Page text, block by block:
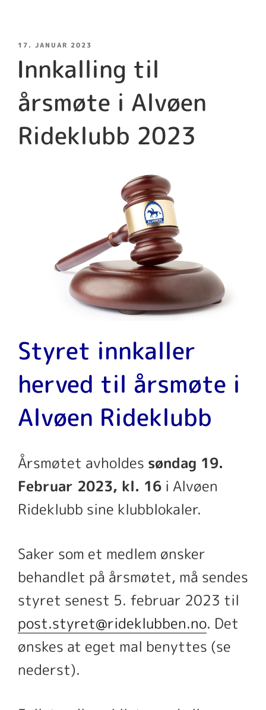
PUBLISERT
17. JANUAR 2023
Innkalling til
årsmøte i Alvøen
Rideklubb 2023
Styret innkaller
herved til årsmøte i
Alvøen Rideklubb
Årsmøtet avholdes søndag 19.
Februar 2023, kl. 16 i Alvøen
Rideklubb sine klubblokaler.
Saker som et medlem ønsker
behandlet på årsmøtet, må sendes
styret senest 5. februar 2023 til
post.styret@rideklubben.no. Det
ønskes at eget mal benyttes (se
nederst).